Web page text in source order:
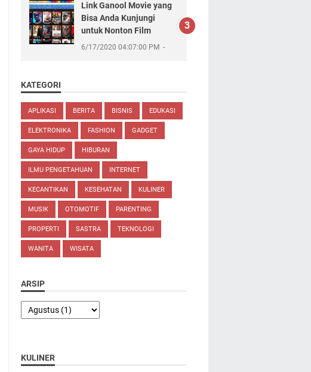
Link Ganool Movie yang
Bisa Anda Kunjungi
untuk Nonton Film
6/17/2020 04:07:00 PM
KATEGORI
APLIKASI BERITA BISNIS EDUKASI
ELEKTRONIKA FASHION GADGET
GAYA HIDUP HIBURAN
ILMU PENGETAHUAN INTERNET
KECANTIKAN KESEHATAN KULINER
MUSIK OTOMOTIF PARENTING
PROPERTI SASTRA TEKNOLOGI
WANITA WISATA
ARSIP
KULINER